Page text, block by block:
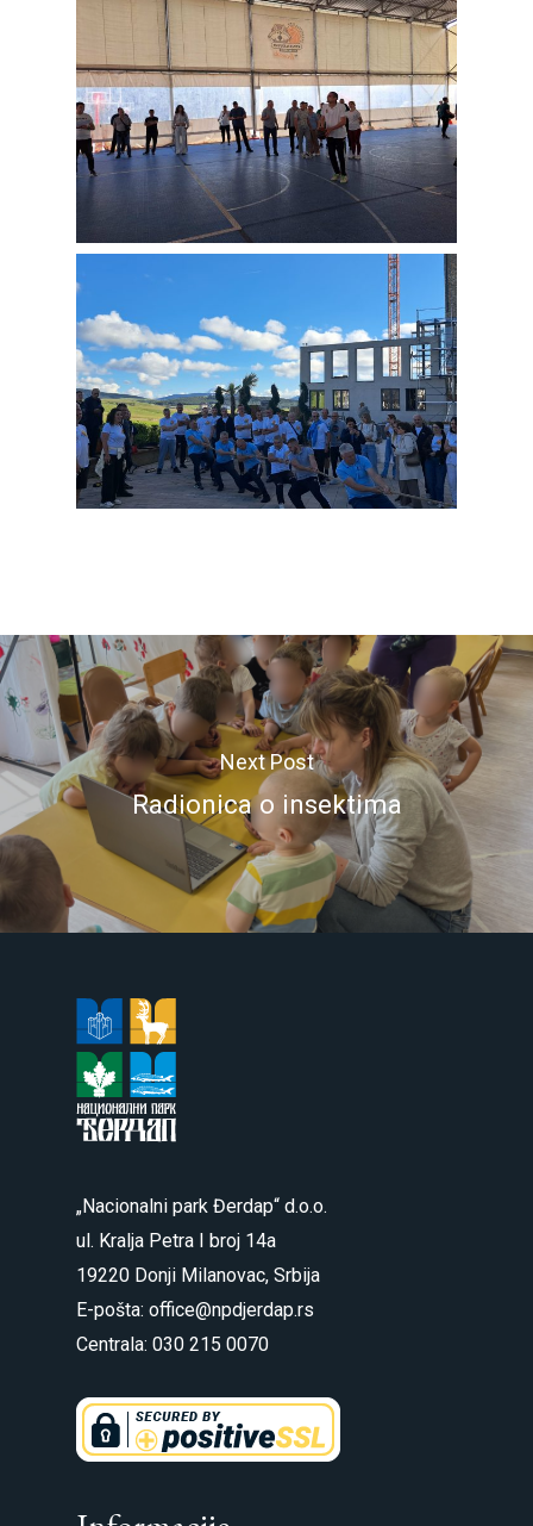
Next Post
Radionica o insektima
„Nacionalni park Đerdap“ d.o.o.
ul. Kralja Petra I broj 14a
19220 Donji Milanovac, Srbija
E-pošta: office@npdjerdap.rs
Centrala: 030 215 0070